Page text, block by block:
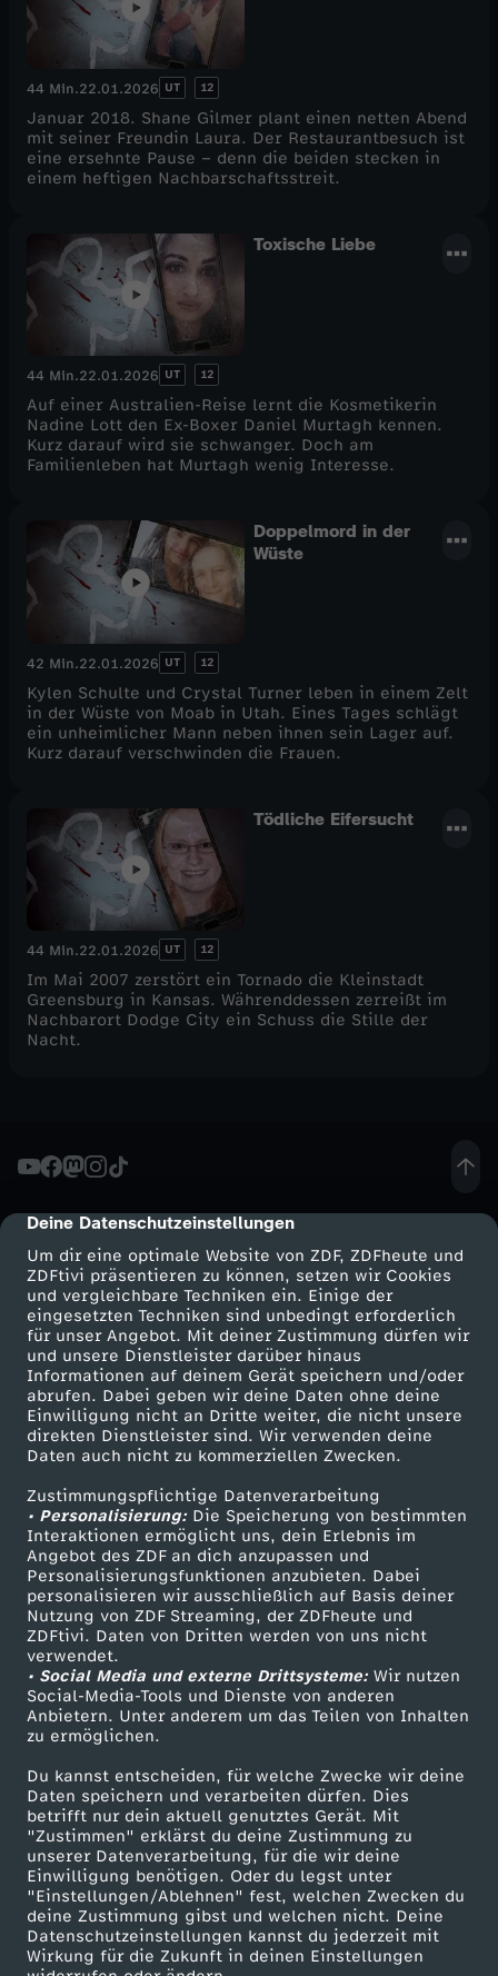
cmp-dialog-description
Deine Datenschutzeinstellungen
Um dir eine optimale Website von ZDF, ZDFheute und
ZDFtivi präsentieren zu können, setzen wir Cookies
und vergleichbare Techniken ein. Einige der
eingesetzten Techniken sind unbedingt erforderlich
für unser Angebot. Mit deiner Zustimmung dürfen wir
und unsere Dienstleister darüber hinaus
Informationen auf deinem Gerät speichern und/oder
abrufen. Dabei geben wir deine Daten ohne deine
Einwilligung nicht an Dritte weiter, die nicht unsere
direkten Dienstleister sind. Wir verwenden deine
Daten auch nicht zu kommerziellen Zwecken.
Zustimmungspflichtige Datenverarbeitung
• Personalisierung:Die Speicherung von bestimmten
Interaktionen ermöglicht uns, dein Erlebnis im
Angebot des ZDF an dich anzupassen und
Personalisierungsfunktionen anzubieten. Dabei
personalisieren wir ausschließlich auf Basis deiner
Nutzung von ZDF Streaming, der ZDFheute und
ZDFtivi. Daten von Dritten werden von uns nicht
verwendet.
• Social Media und externe Drittsysteme:Wir nutzen
Social-Media-Tools und Dienste von anderen
Anbietern. Unter anderem um das Teilen von Inhalten
zu ermöglichen.
Du kannst entscheiden, für welche Zwecke wir deine
Daten speichern und verarbeiten dürfen. Dies
betrifft nur dein aktuell genutztes Gerät. Mit
"Zustimmen" erklärst du deine Zustimmung zu
unserer Datenverarbeitung, für die wir deine
Einwilligung benötigen. Oder du legst unter
"Einstellungen/Ablehnen" fest, welchen Zwecken du
deine Zustimmung gibst und welchen nicht. Deine
Datenschutzeinstellungen kannst du jederzeit mit
Wirkung für die Zukunft in deinen Einstellungen
44 Min.22.01.2026 UT 12
Januar 2018. Shane Gilmer plant einen netten Abend
mit seiner Freundin Laura. Der Restaurantbesuch ist
eine ersehnte Pause – denn die beiden stecken in
einem heftigen Nachbarschaftsstreit.
Toxische Liebe
44 Min.22.01.2026 UT 12
Auf einer Australien-Reise lernt die Kosmetikerin
Nadine Lott den Ex-Boxer Daniel Murtagh kennen.
Kurz darauf wird sie schwanger. Doch am
Familienleben hat Murtagh wenig Interesse.
Doppelmord in der
Wüste
42 Min.22.01.2026 UT 12
Kylen Schulte und Crystal Turner leben in einem Zelt
in der Wüste von Moab in Utah. Eines Tages schlägt
ein unheimlicher Mann neben ihnen sein Lager auf.
Kurz darauf verschwinden die Frauen.
Tödliche Eifersucht
44 Min.22.01.2026 UT 12
Im Mai 2007 zerstört ein Tornado die Kleinstadt
Greensburg in Kansas. Währenddessen zerreißt im
Nachbarort Dodge City ein Schuss die Stille der
Nacht.
Mehr ZDF
ZDF-Apps
Smart TV
ZDFtext
Livestreams
Sendungen A-Z
TV-Programm
Service
ZDFmitreden
Kontakt zum ZDF
Tickets
Zuschauerservice
Hilfe
ZDF Unternehmen
Karriere
ZDF goes Schule
Werbefernsehen
Mainzelmännchen